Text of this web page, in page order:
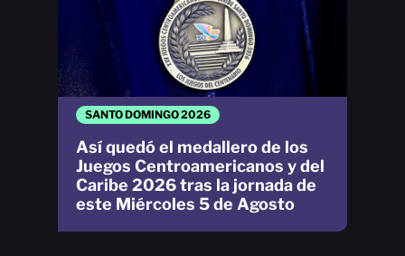
SANTO DOMINGO 2026
Así quedó el medallero de los
Juegos Centroamericanos y del
Caribe 2026 tras la jornada de
este Miércoles 5 de Agosto